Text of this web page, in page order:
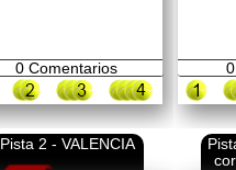
0Comentarios 0
Pista 2 - VALENCIA